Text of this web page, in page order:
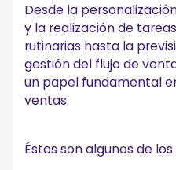
Desde la
y la realización de
rutinarias hasta la
gestión del flujo de
un papel fundamental
ventas.
Éstos son algunos de